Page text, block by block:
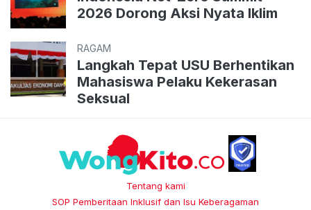
2026 Dorong Aksi Nyata Iklim
RAGAM
Langkah Tepat USU Berhentikan
Mahasiswa Pelaku Kekerasan
Seksual
Tentang kami
SOP Pemberitaan Inklusif dan Isu Keberagaman